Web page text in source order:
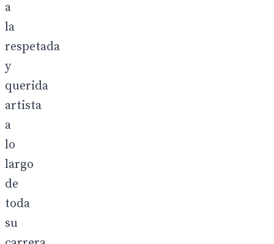
a
la
respetada
y
querida
artista
a
lo
largo
de
toda
su